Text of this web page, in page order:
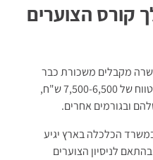
קורס הצוערים
מקבלים משכורת כבר
מהיום הראשון. השכר בקורס נע בטווח של 7,500-6,500 ש"ח,
ובגורמים אחרים.
הכלכלה בארץ יגיע
שוב, בהתאם לניסיון הצוערים